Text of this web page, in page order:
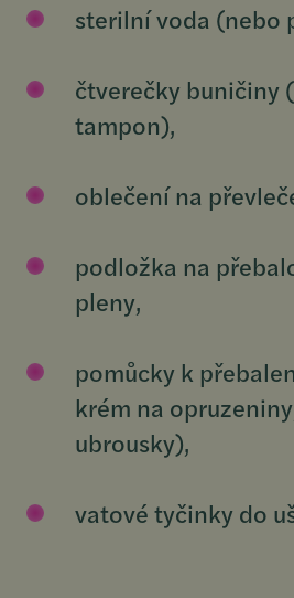
sterilní voda (nebo
čtverečky buničiny
tampon),
oblečení na
podložka na
pleny,
pomůcky k
krém na
ubrousky),
vatové tyčinky do